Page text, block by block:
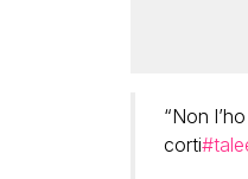
“Non
corti